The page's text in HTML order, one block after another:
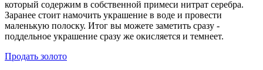
который содержим в собственной примеси нитрат серебра.
Заранее стоит намочить украшение в воде и провести
маленькую полоску. Итог вы можете заметить сразу -
поддельное украшение сразу же окисляется и темнеет.
Продать золото